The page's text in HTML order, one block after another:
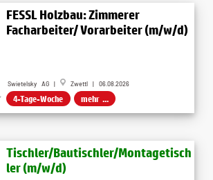
FESSL Holzbau: Zimmerer
Facharbeiter/ Vorarbeiter (m/w/d)
Swietelsky AG | Zwettl | 06.08.2026
4-Tage-Woche mehr ...
Tischler/Bautischler/Montagetisch
ler (m/w/d)